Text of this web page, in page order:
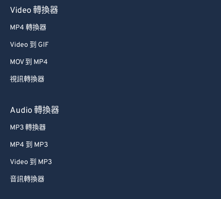
Video 轉換器
MP4 轉換器
Video 到 GIF
MOV 到 MP4
視訊轉換器
Audio 轉換器
MP3 轉換器
MP4 到 MP3
Video 到 MP3
音訊轉換器